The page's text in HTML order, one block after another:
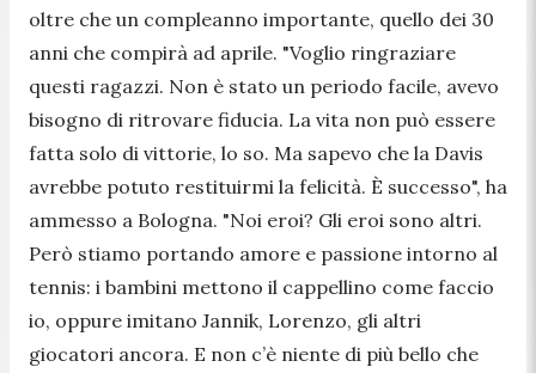
oltre che un compleanno importante, quello dei 30
anni che compirà ad aprile. "Voglio ringraziare
questi ragazzi. Non è stato un periodo facile, avevo
bisogno di ritrovare fiducia. La vita non può essere
fatta solo di vittorie, lo so. Ma sapevo che la Davis
avrebbe potuto restituirmi la felicità. È successo", ha
ammesso a Bologna. "Noi eroi? Gli eroi sono altri.
Però stiamo portando amore e passione intorno al
tennis: i bambini mettono il cappellino come faccio
io, oppure imitano Jannik, Lorenzo, gli altri
giocatori ancora. E non c’è niente di più bello che